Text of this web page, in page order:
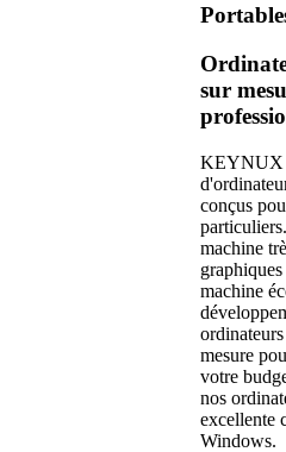
sur
KEYNUX
conçus
machine
machine
mesure
votre
nos
excellente
Windows.